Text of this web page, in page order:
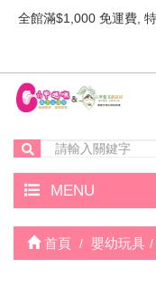
全館滿$1,000 免運費, 特
MENU
首頁 嬰幼玩具